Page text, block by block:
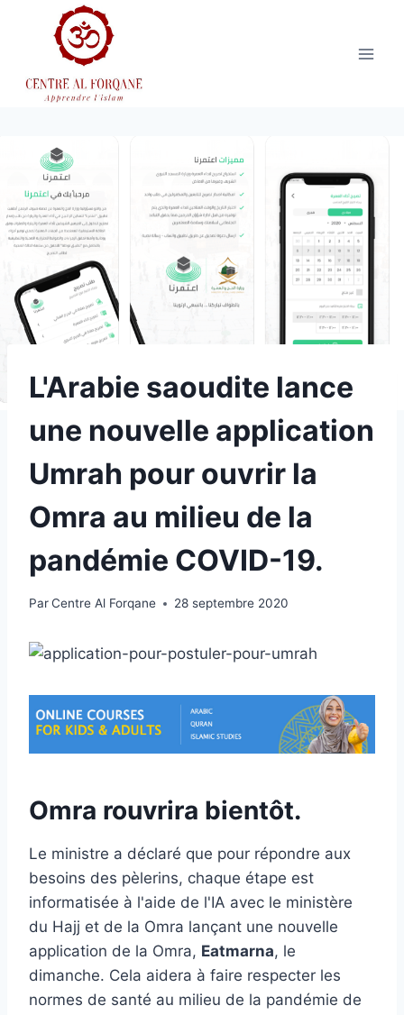
L'Arabie saoudite lance
une nouvelle application
Umrah pour ouvrir la
Omra au milieu de la
pandémie COVID-19.
ParCentre Al Forqane 28 septembre 2020
Omra rouvrira bientôt.
Le ministre a déclaré que pour répondre aux
besoins des pèlerins, chaque étape est
informatisée à l'aide de l'IA avec le ministère
du Hajj et de la Omra lançant une nouvelle
application de la Omra, Eatmarna, le
dimanche. Cela aidera à faire respecter les
normes de santé au milieu de la pandémie de